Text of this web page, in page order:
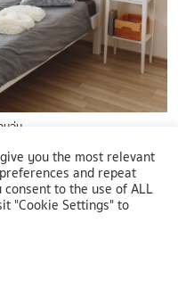
บอุ่น
you the most relevant
and repeat
to the use of ALL
"Cookie Settings" to